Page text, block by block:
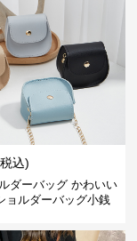
込)
ダーバッグ かわいい
ョルダーバッグ小銭